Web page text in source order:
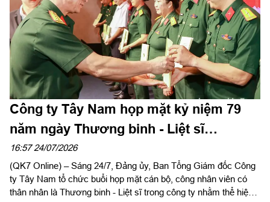
Công ty Tây Nam họp mặt kỷ niệm 79
năm ngày Thương binh - Liệt sĩ
(27/7/1947 – 27/7/2026)
16:57 24/07/2026
(QK7 Online) – Sáng 24/7, Đảng ủy, Ban Tổng Giám đốc Công
ty Tây Nam tổ chức buổi họp mặt cán bộ, công nhân viên có
thân nhân là Thương binh - Liệt sĩ trong công ty nhằm thể hiện